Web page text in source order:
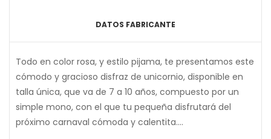
DATOS FABRICANTE
Todo en color rosa, y estilo pijama, te presentamos este
cómodo y gracioso disfraz de unicornio, disponible en
talla única, que va de 7 a 10 años, compuesto por un
simple mono, con el que tu pequeña disfrutará del
próximo carnaval cómoda y calentita....